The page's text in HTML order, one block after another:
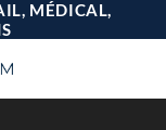
MÉDICAL,